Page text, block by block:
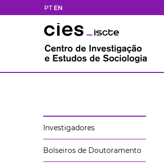
PT EN
Investigadores
Bolseiros de Doutoramento